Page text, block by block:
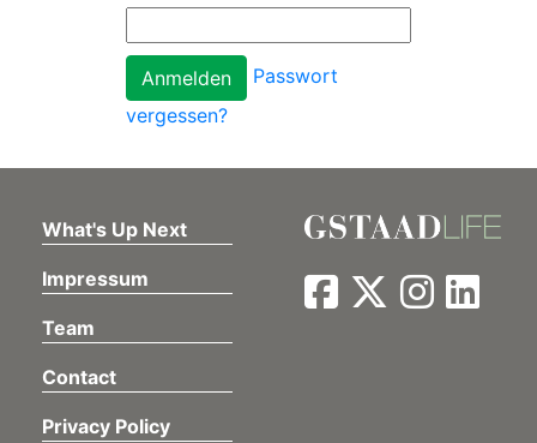
Passwort
vergessen?
What's Up Next
Impressum
Team
Contact
Privacy Policy